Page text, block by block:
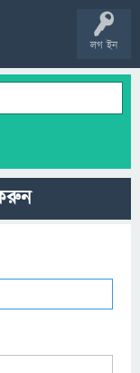
লগ ইন